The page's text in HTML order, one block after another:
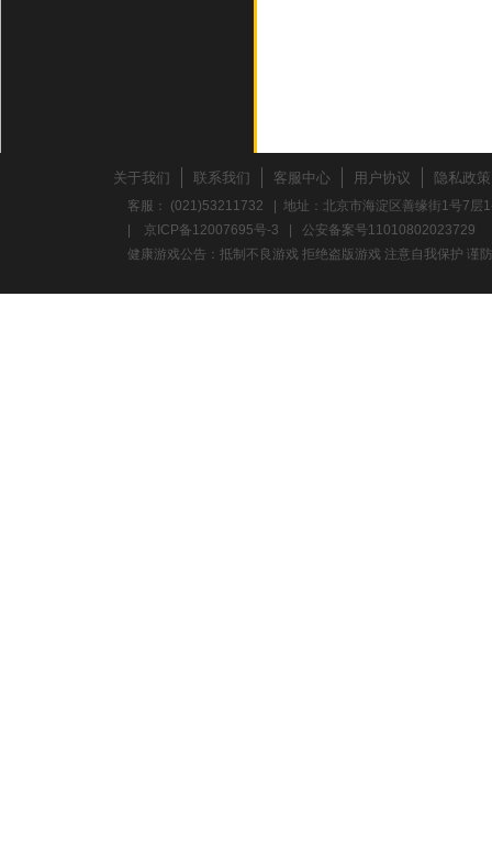
关于我们 联系我们 客服中心 用户协议 隐私政策
客服： (021)53211732 | 地址：北京市海淀区善缘街1号7
京ICP备12007695号-3
公安备案号11010802023729
健康游戏公告：抵制不良游戏 拒绝盗版游戏 注意自我保护 谨